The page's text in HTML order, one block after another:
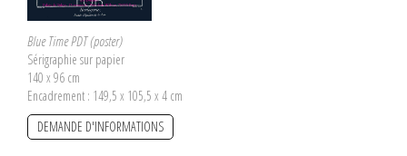
Blue Time PDT (poster)
Sérigraphie sur papier
140 x 96 cm
Encadrement : 149,5 x 105,5 x 4 cm
DEMANDE D'INFORMATIONS